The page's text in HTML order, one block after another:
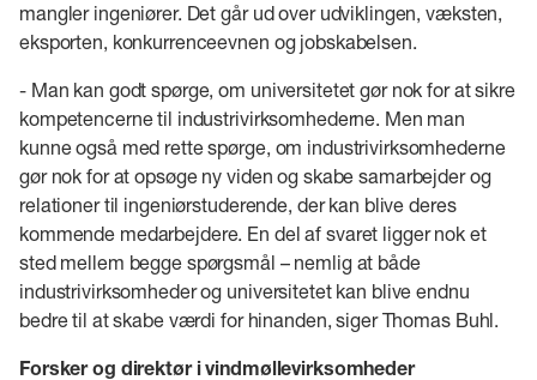
mangler ingeniører. Det går ud over udviklingen, væksten,
eksporten, konkurrenceevnen og jobskabelsen.
- Man kan godt spørge, om universitetet gør nok for at sikre
kompetencerne til industrivirksomhederne. Men man
kunne også med rette spørge, om industrivirksomhederne
gør nok for at opsøge ny viden og skabe samarbejder og
relationer til ingeniørstuderende, der kan blive deres
kommende medarbejdere. En del af svaret ligger nok et
sted mellem begge spørgsmål – nemlig at både
industrivirksomheder og universitetet kan blive endnu
bedre til at skabe værdi for hinanden, siger Thomas Buhl.
Forsker og direktør i vindmøllevirksomheder